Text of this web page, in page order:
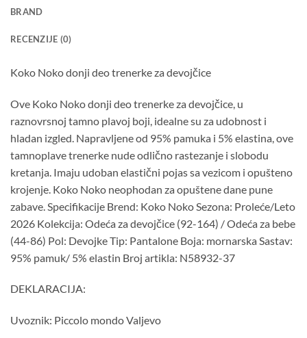
BRAND
RECENZIJE (0)
Koko Noko donji deo trenerke za devojčice
Ove Koko Noko donji deo trenerke za devojčice, u
raznovrsnoj tamno plavoj boji, idealne su za udobnost i
hladan izgled. Napravljene od 95% pamuka i 5% elastina, ove
tamnoplave trenerke nude odlično rastezanje i slobodu
kretanja. Imaju udoban elastični pojas sa vezicom i opušteno
krojenje. Koko Noko neophodan za opuštene dane pune
zabave. Specifikacije Brend: Koko Noko Sezona: Proleće/Leto
2026 Kolekcija: Odeća za devojčice (92-164) / Odeća za bebe
(44-86) Pol: Devojke Tip: Pantalone Boja: mornarska Sastav:
95% pamuk/ 5% elastin Broj artikla: N58932-37
DEKLARACIJA:
Uvoznik: Piccolo mondo Valjevo